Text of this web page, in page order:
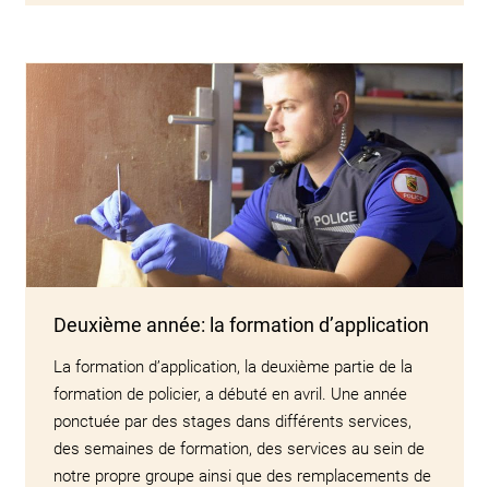
Deuxième année: la formation d’application
La formation d’application, la deuxième partie de la
formation de policier, a débuté en avril. Une année
ponctuée par des stages dans différents services,
des semaines de formation, des services au sein de
notre propre groupe ainsi que des remplacements de